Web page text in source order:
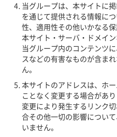
当グループは、本サイトに
を通じて提供される情報に
性、適用性その他いかなる
本サイト・サーバ・ドメイ
当グループ内のコンテンツ
スなどの有害なものが含ま
ん。
本サイトのアドレスは、ホ
ことなく変更する場合があ
変更により発生するリンク
合その他一切の影響につい
いません。